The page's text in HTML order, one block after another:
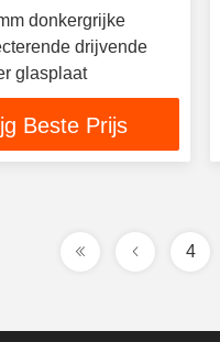
donkergrijke
drijvende
glasplaat
Beste Prijs
4